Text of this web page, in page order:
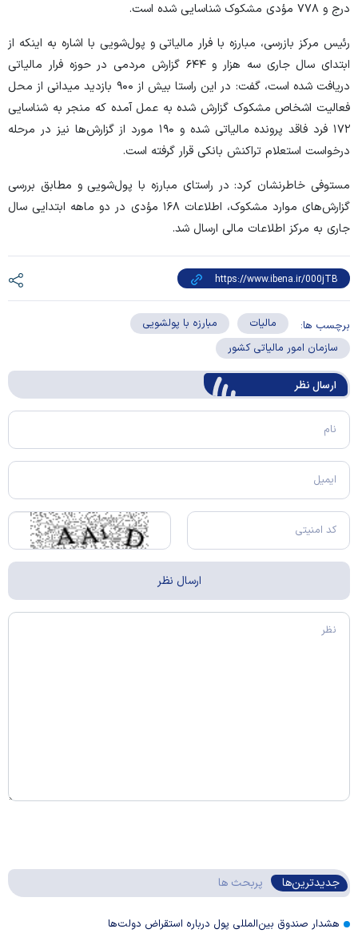
درج و ۷۷۸ مؤدی مشکوک شناسایی شده است.
رئیس مرکز بازرسی، مبارزه با فرار مالیاتی و پول‌شویی با اشاره به اینکه از
ابتدای سال جاری سه هزار و ۶۴۴ گزارش مردمی در حوزه فرار مالیاتی
دریافت شده است، گفت: در این راستا بیش از ۹۰۰ بازدید میدانی از محل
فعالیت اشخاص مشکوک گزارش شده به عمل آمده که منجر به شناسایی
۱۷۲ فرد فاقد پرونده مالیاتی شده و ۱۹۰ مورد از گزارش‌ها نیز در مرحله
درخواست استعلام تراکنش بانکی قرار گرفته است.
مستوفی خاطرنشان کرد: در راستای مبارزه با پول‌شویی و مطابق بررسی
گزارش‌های موارد مشکوک، اطلاعات ۱۶۸ مؤدی در دو ماهه ابتدایی سال
جاری به مرکز اطلاعات مالی ارسال شد.
برچسب ها: مالیات
مبارزه با پولشویی
سازمان امور مالیاتی کشور
ارسال‌ نظر
جدیدترین‌ها پربحث ها
هشدار صندوق بین‌المللی پول درباره استقراض دولت‌ها